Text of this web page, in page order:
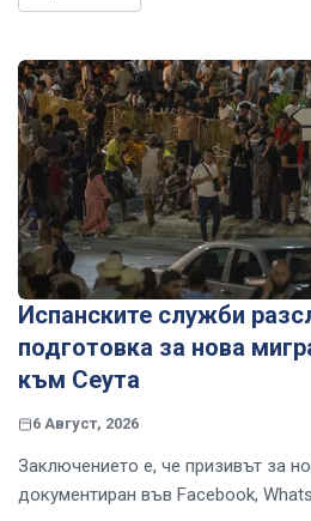
Испанските служби
подготовка за нова
към Сеута
6 Август, 2026
Заключението е, че призивът за
документиран във Facebook,